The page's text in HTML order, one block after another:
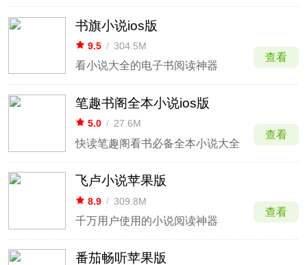
书旗小说ios版
9.5 / 304.5M
看小说大全的电子书阅读神器
查看
笔趣书阁全本小说ios版
5.0 / 27.6M
快读笔趣阁看书必备全本小说大全
查看
飞卢小说苹果版
8.9 / 309.8M
千万用户使用的小说阅读神器
查看
番茄畅听苹果版